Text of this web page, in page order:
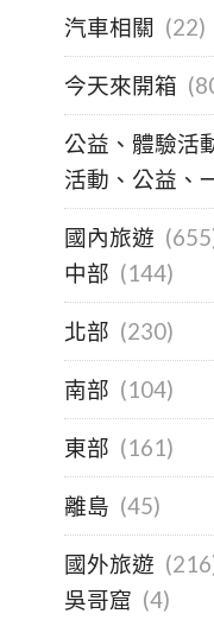
汽車相關 (22)
今天來開箱
公益、體驗活
活動、公益、
國內旅遊
中部 (144)
北部 (230)
南部 (104)
東部 (161)
離島 (45)
國外旅遊
吳哥窟 (4)